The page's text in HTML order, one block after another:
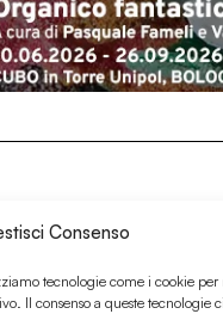
Consenso
tecnologie come i cookie
Il consenso a queste tecnologie